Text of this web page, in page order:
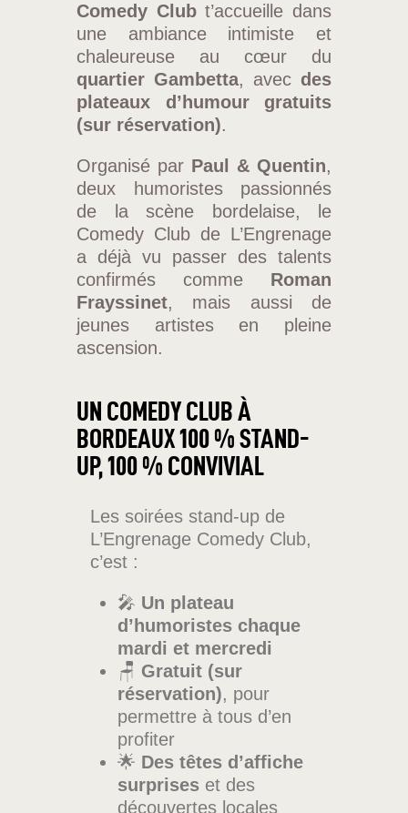
Comedy Clubt’accueille dans
une ambiance intimiste et
chaleureuse au cœur du
quartier Gambetta, avec des
plateaux d’humour gratuits
(sur réservation).
Organisé par Paul & Quentin,
deux humoristes passionnés
de la scène bordelaise, le
Comedy Club de L’Engrenage
a déjà vu passer des talents
confirmés comme Roman
Frayssinet, mais aussi de
jeunes artistes en pleine
ascension.
UN COMEDY CLUB À
BORDEAUX 100 % STAND-
UP, 100 % CONVIVIAL
Les soirées stand-up de
L’Engrenage Comedy Club,
c’est :
🎤 Un plateau
d’humoristes chaque
mardi et mercredi
🪑 Gratuit (sur
réservation), pour
permettre à tous d’en
profiter
🌟 Des têtes d’affiche
surprises et des
découvertes locales